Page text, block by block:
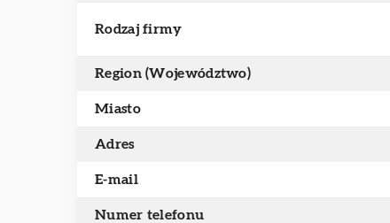
Rodzaj firmy
Region (Województwo)
Miasto
Adres
E-mail
Numer telefonu